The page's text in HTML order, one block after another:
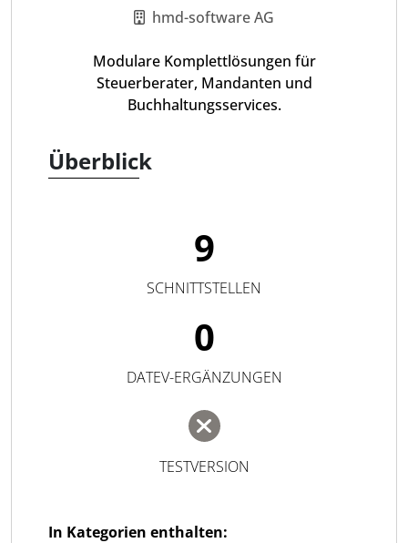
hmd-software AG
Modulare Komplettlösungen für
Steuerberater, Mandanten und
Buchhaltungsservices.
Überblick
9
SCHNITTSTELLEN
0
DATEV-ERGÄNZUNGEN
TESTVERSION
In Kategorien enthalten: